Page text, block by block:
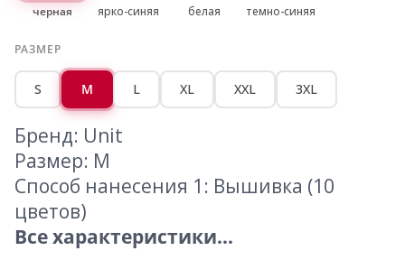
черная ярко-синяя белая темно-синяя
РАЗМЕР
S M L XL XXL 3XL
Бренд: Unit
Размер: M
Способ нанесения 1: Вышивка (10
цветов)
Все характеристики...